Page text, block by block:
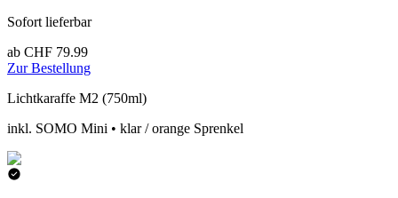
Sofort lieferbar
ab CHF 79.99
Zur Bestellung
Lichtkaraffe M2 (750ml)
inkl. SOMO Mini • klar / orange Sprenkel